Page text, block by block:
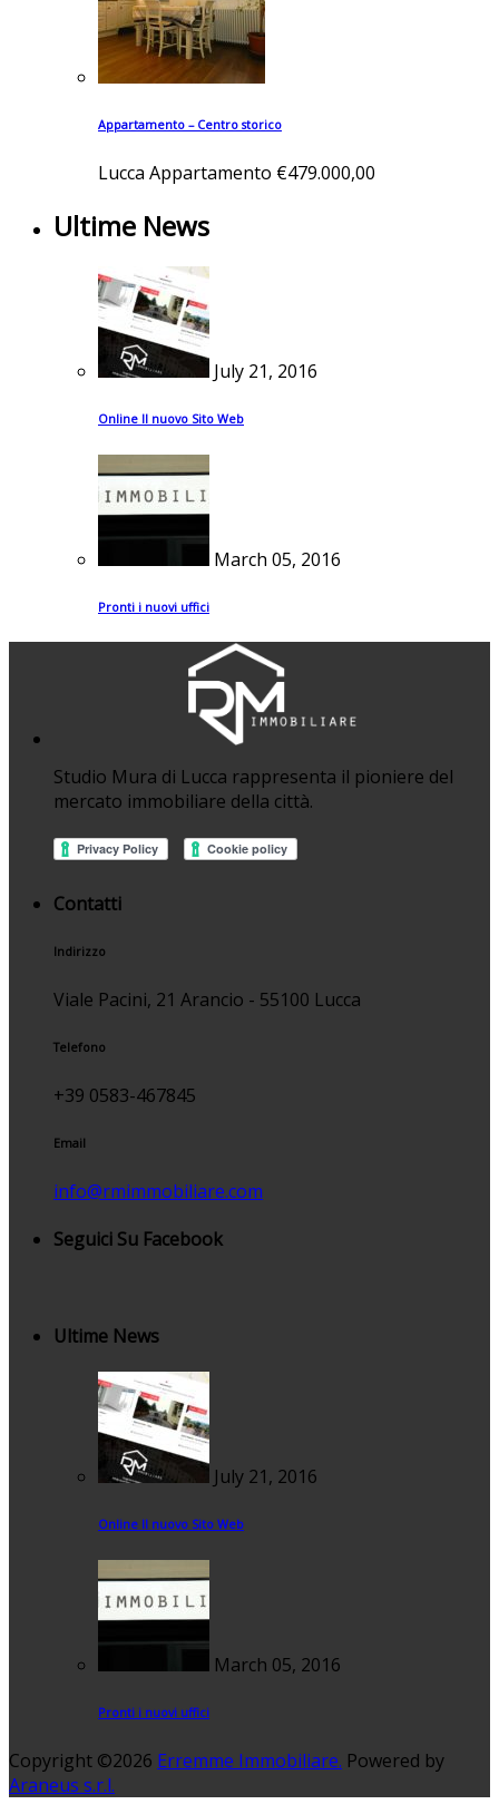
Appartamento – Centro storico
Lucca Appartamento €479.000,00
Ultime News
July 21, 2016
Online Il nuovo Sito Web
March 05, 2016
Pronti i nuovi uffici
Studio Mura di Lucca rappresenta il pioniere del
mercato immobiliare della città.
Contatti
Indirizzo
Viale Pacini, 21 Arancio - 55100 Lucca
Telefono
+39 0583-467845
Email
info@rmimmobiliare.com
Seguici Su Facebook
Ultime News
July 21, 2016
Online Il nuovo Sito Web
March 05, 2016
Pronti i nuovi uffici
Copyright ©2026 Erremme Immobiliare. Powered by
Araneus s.r.l.